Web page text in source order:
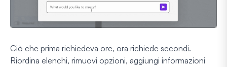
Ciò che prima richiedeva ore, ora richiede secondi.
Riordina elenchi, rimuovi opzioni, aggiungi informazioni